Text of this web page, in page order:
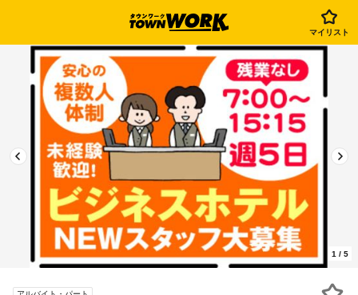
マイリスト
1 / 5